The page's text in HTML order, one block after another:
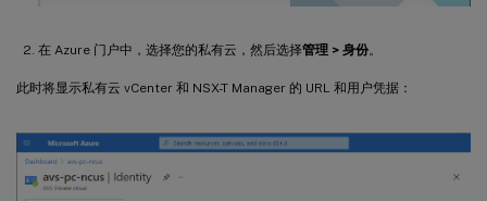
在 Azure 门户中，选择您的私有云，然后选择管理 > 身份。
此时将显示私有云 vCenter 和 NSX-T Manager 的 URL 和用户凭据：